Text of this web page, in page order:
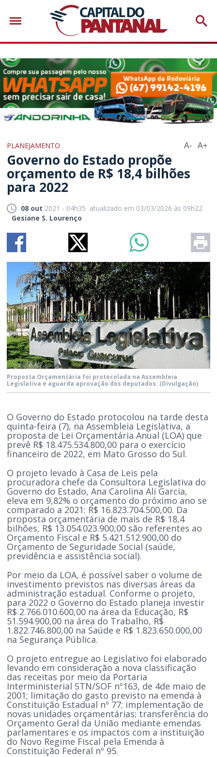
PLANEJAMENTO A- A+
Governo do Estado propõe
orçamento de R$ 18,4 bilhões
para 2022
08 out 2021 - 04h35 atualizado em 03/03/2026 às 09h22
Gesiane S. Lourenço
Proposta Orçamentária foi protocolada na Assembleia
Legislativa e aguarda aprovação dos deputados. (Divulgação)
O Governo do Estado protocolou na tarde desta
quinta-feira (7), na Assembleia Legislativa, a
proposta de Lei Orçamentária Anual (LOA) que
prevê R$ 18.475.534.800,00 para o exercício
financeiro de 2022, em Mato Grosso do Sul.
O projeto levado à Casa de Leis pela
procuradora chefe da Consultora Legislativa do
Governo do Estado, Ana Carolina Ali Garcia,
eleva em 9,82% o orçamento do próximo ano se
comparado a 2021: R$ 16.823.704.500,00. Da
proposta orçamentária de mais de R$ 18,4
bilhões, R$ 13.054.023.900,00 são referentes ao
Orçamento Fiscal e R$ 5.421.512.900,00 do
Orçamento de Seguridade Social (saúde,
previdência e assistência social).
Por meio da LOA, é possível saber o volume de
investimento previstos nas diversas áreas da
administração estadual. Conforme o projeto,
para 2022 o Governo do Estado planeja investir
R$ 2.766.010.600,00 na área da Educação, R$
51.594.900,00 na área do Trabalho, R$
1.822.746.800,00 na Saúde e R$ 1.823.650.000,00
na Segurança Pública.
O projeto entregue ao Legislativo foi elaborado
levando em consideração a nova classificação
das receitas por meio da Portaria
Interministerial STN/SOF nº163, de 4de maio de
2001; limitação do gasto previsto na emenda à
Constituição Estadual nº 77; implementação de
novas unidades orçamentárias; transferência do
Orçamento Geral da União mediante emendas
parlamentares e os impactos com a instituição
do Novo Regime Fiscal pela Emenda à
Constituição Federal nº 95.